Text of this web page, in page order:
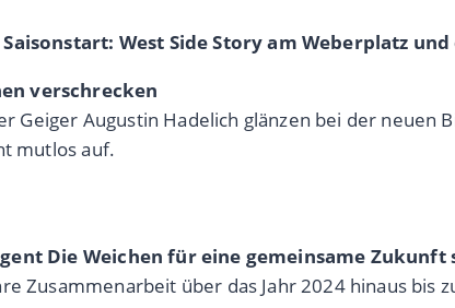
West Side Story am Weberplatz
verschrecken
Geiger Augustin Hadelich glänzen bei der
mutlos auf.
Die Weichen für eine gemeinsame Zukunft
Zusammenarbeit über das Jahr 2024 hinaus bis